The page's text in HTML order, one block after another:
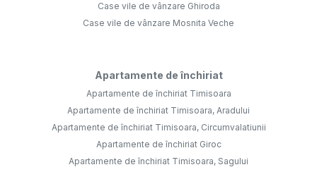
Case vile de vânzare Ghiroda
Case vile de vânzare Mosnita Veche
Apartamente de închiriat
Apartamente de închiriat Timisoara
Apartamente de închiriat Timisoara, Aradului
Apartamente de închiriat Timisoara, Circumvalatiunii
Apartamente de închiriat Giroc
Apartamente de închiriat Timisoara, Sagului